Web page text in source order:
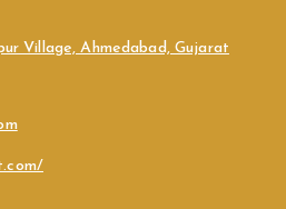
Village, Ahmedabad, Gujarat